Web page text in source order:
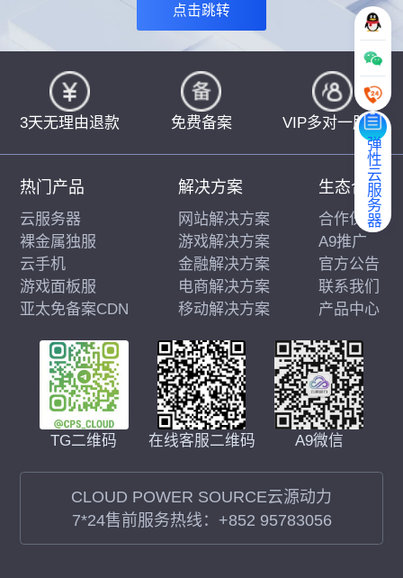
弹性云服务器
点击跳转
3天无理由退款 免费备案 VIP多对一服务
TG二维码 在线客服二维码 A9微信
CLOUD POWER SOURCE云源动力
7*24售前服务热线： +852 95783056
热门产品
云服务器
裸金属独服
云手机
游戏面板服
亚太免备案CDN
解决方案
网站解决方案
游戏解决方案
金融解决方案
电商解决方案
移动解决方案
生态合作
合作伙伴
A9推广
官方公告
联系我们
产品中心